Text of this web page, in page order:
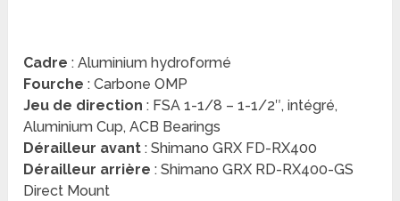
Cadre : Aluminium hydroformé
Fourche : Carbone OMP
Jeu de direction : FSA 1-1/8 – 1-1/2″, intégré,
Aluminium Cup, ACB Bearings
Dérailleur avant : Shimano GRX FD-RX400
Dérailleur arrière : Shimano GRX RD-RX400-GS
Direct Mount